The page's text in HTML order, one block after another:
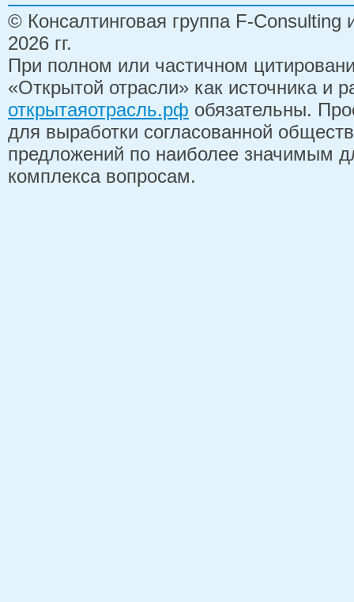
© Консалтинговая группа F-
2026 гг.
При полном или частичном
«Открытой отрасли» как источника и
открытаяотрасль.рф обязательны.
для выработки согласованной
предложений по наиболее значимым
комплекса вопросам.